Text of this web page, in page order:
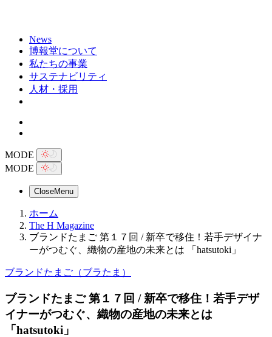
News
博報堂について
私たちの事業
サステナビリティ
人材・採用
MODE
MODE
CloseMenu
ホーム
The H Magazine
ブランドたまご 第１７回 / 新卒で移住！若手デザイナ
ーがつむぐ、織物の産地の未来とは 「hatsutoki」
ブランドたまご（ブラたま）
ブランドたまご 第１７回 / 新卒で移住！若手デザ
イナーがつむぐ、織物の産地の未来とは
「hatsutoki」